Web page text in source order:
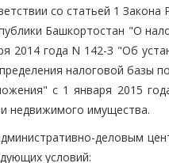
со статьей 1
Башкортостан "О
2014 года N 142-З "Об
налоговой базы
с 1 января 2015
недвижимого имущества.
деловым
условий: